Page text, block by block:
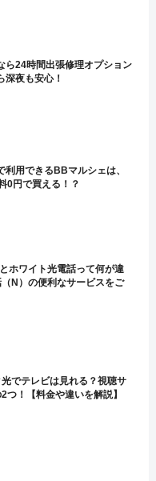
ら24時間出張修理オプション
深夜も安心！
用できるBBマルシェは、
0円で買える！？
ホワイト光電話って何が違
N）の便利なサービスをご
でテレビは見れる？視聴サ
つ！【料金や違いを解説】